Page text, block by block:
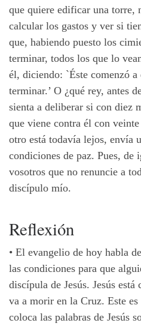
que quiere edificar una torre,
calcular los gastos y ver si
que, habiendo puesto los
terminar, todos los que lo
él, diciendo: `Éste comenzó
terminar.’ O ¿qué rey, antes
sienta a deliberar si con diez
que viene contra él con
otro está todavía lejos, envía
condiciones de paz. Pues, de
vosotros que no renuncie a
discípulo mío.
Reflexión
• El evangelio de hoy habla
las condiciones para que
discípula de Jesús. Jesús
va a morir en la Cruz. Este
coloca las palabras de Jesús